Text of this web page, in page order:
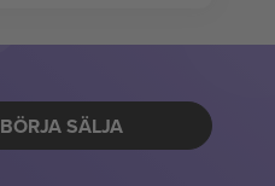
BÖRJA SÄLJA